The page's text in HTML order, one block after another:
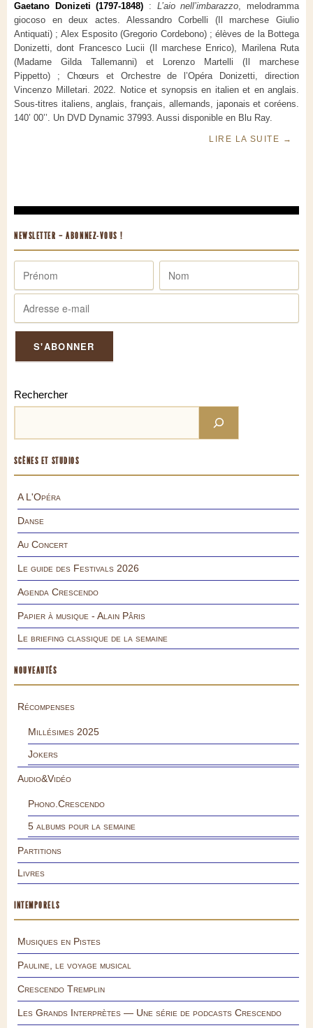
Gaetano Donizeti (1797-1848) : L’aio nell’imbarazzo, melodramma
giocoso en deux actes. Alessandro Corbelli (Il marchese Giulio
Antiquati) ; Alex Esposito (Gregorio Cordebono) ; élèves de la Bottega
Donizetti, dont Francesco Lucii (Il marchese Enrico), Marilena Ruta
(Madame Gilda Tallemanni) et Lorenzo Martelli (Il marchese
Pippetto) ; Chœurs et Orchestre de l’Opéra Donizetti, direction
Vincenzo Milletari. 2022. Notice et synopsis en italien et en anglais.
Sous-titres italiens, anglais, français, allemands, japonais et coréens.
140’ 00’’. Un DVD Dynamic 37993. Aussi disponible en Blu Ray.
LIRE LA SUITE →
NEWSLETTER – ABONNEZ-VOUS !
Rechercher
SCÈNES ET STUDIOS
A L'Opéra
Danse
Au Concert
Le guide des Festivals 2026
Agenda Crescendo
Papier à musique - Alain Pâris
Le briefing classique de la semaine
NOUVEAUTÉS
Récompenses
Millésimes 2025
Jokers
Audio&Vidéo
Phono.Crescendo
5 albums pour la semaine
Partitions
Livres
INTEMPORELS
Musiques en Pistes
Pauline, le voyage musical
Crescendo Tremplin
Les Grands Interprètes — Une série de podcasts Crescendo